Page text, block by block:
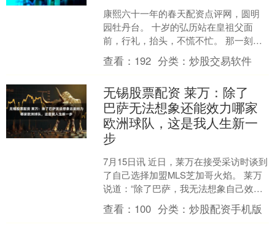
康熙六十一年的春天配资点评网，圆明
园牡丹台。 十岁的弘历站在皇祖父面
前，行礼，抬头，不慌不忙。 那一刻，
康熙盯着这个孙子看了很久。 随后他做
了一个决定——把弘历....
查看： 192 分类：炒股交易软件
无锡股票配资 莱万：除了
巴萨无法想象还能效力哪家
欧洲球队，这是我人生新一
步
7月15日讯 近日，莱万在接受采访时谈到
了自己选择加盟MLS芝加哥火焰。 莱万
说道：“除了巴萨，我无法想象自己效力
于欧洲的其他俱乐部，因此我们很清
楚，我职业生涯....
查看： 100 分类：炒股配资手机版